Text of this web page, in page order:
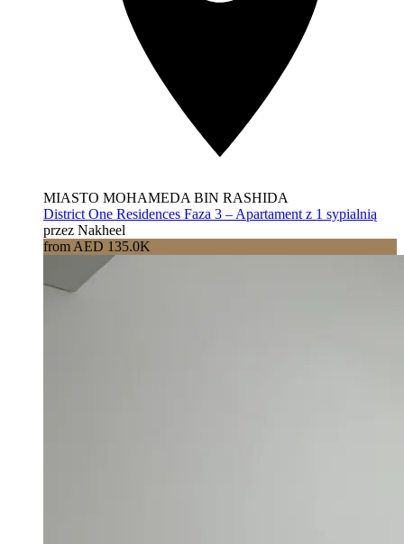
MIASTO MOHAMEDA BIN RASHIDA
District One Residences Faza 3 – Apartament z 1 sypialnią
przez Nakheel
from AED 135.0K